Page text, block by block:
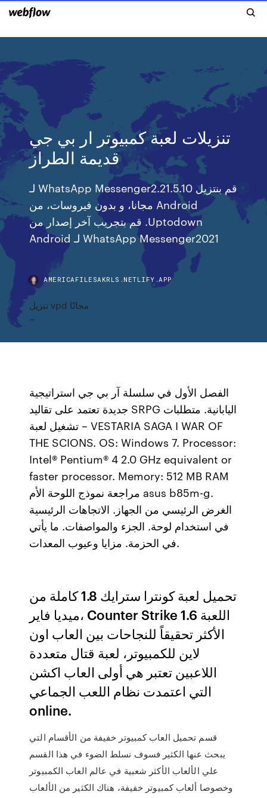
تنزيلات لعبة كمبيوتر ار بي جي
قديمة الطراز
‫قم بنتزيل WhatsApp Messenger2.21.5.10 لـ
Android مجانا، و بدون فيروسات، من
Uptodown. قم بتجريب آخر إصدار من
WhatsApp Messenger2021 لـ Android
AMERICAFILESAKRLS.NETLIFY.APP
تنزيل vpd مجانًا
الفصل الأول في سلسلة آر بي جي استراتيجية
جديدة تعتمد على تقاليد SRPG اليابانية. متطلبات
تشغيل لعبة – VESTARIA SAGA I WAR OF
THE SCIONS. OS: Windows 7. Processor:
Intel® Pentium® 4 2.0 GHz equivalent or
faster processor. Memory: 512 MB RAM
مراجعة نموذج اللوحة الأم asus b85m-g.
الغرض الرئيسي من الجهاز. الاتجاهات الرئيسية
في استخدام لوحة. الجزء والمواصفات. ما يأتي
في الحزمة. مزايا وعيوب المعدات.
تحميل لعبة كونترا سترايك 1.8 كاملة من
ميديا فاير، Counter Strike 1.6 اللعبة
الأكثر تحقيقاً للنجاحات بين العاب اون
لاين للكمبيوتر، لعبة قتال متعددة
اللاعبين تعتبر هي أولى العاب اكشن
التي اعتمدت نظام اللعب الجماعي
online.
قسم تحميل العاب كمبيوتر خفيفة من الأقسام التي
يبحث عنها الكثير فسوف نسلط الضوء في هذا القسم
علي الألعاب الأكثر شعبية في عالم العاب الكمبيوتر
وخصوصا ألعاب كمبيوتر خفيفة، هناك الكثير من الألعاب